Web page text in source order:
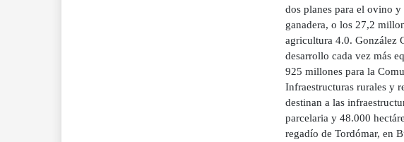
dos planes para el ovino
ganadera, o los 27,2
agricultura 4.0. González
desarrollo cada vez más
925 millones para la
Infraestructuras rurales y
destinan a las
parcelaria y 48.000
regadío de Tordómar, en